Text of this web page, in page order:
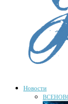
Новости
ВСЕ